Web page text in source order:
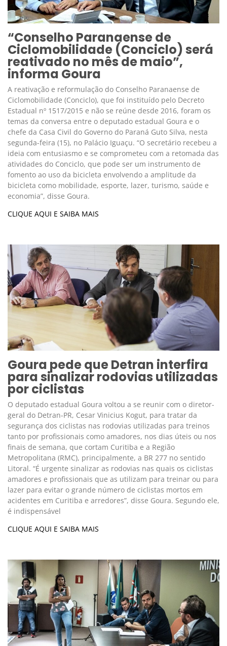
“Conselho Paranaense de
Ciclomobilidade (Conciclo) será
reativado no mês de maio”,
informa Goura
A reativação e reformulação do Conselho Paranaense de
Ciclomobilidade (Conciclo), que foi instituído pelo Decreto
Estadual nº 1517/2015 e não se reúne desde 2016, foram os
temas da conversa entre o deputado estadual Goura e o
chefe da Casa Civil do Governo do Paraná Guto Silva, nesta
segunda-feira (15), no Palácio Iguaçu. “O secretário recebeu a
ideia com entusiasmo e se comprometeu com a retomada das
atividades do Conciclo, que pode ser um instrumento de
fomento ao uso da bicicleta envolvendo a amplitude da
bicicleta como mobilidade, esporte, lazer, turismo, saúde e
economia”, disse Goura.
CLIQUE AQUI E SAIBA MAIS
Goura pede que Detran interfira
para sinalizar rodovias utilizadas
por ciclistas
O deputado estadual Goura voltou a se reunir com o diretor-
geral do Detran-PR, Cesar Vinicius Kogut, para tratar da
segurança dos ciclistas nas rodovias utilizadas para treinos
tanto por profissionais como amadores, nos dias úteis ou nos
finais de semana, que cortam Curitiba e a Região
Metropolitana (RMC), principalmente, a BR 277 no sentido
Litoral. “É urgente sinalizar as rodovias nas quais os ciclistas
amadores e profissionais que as utilizam para treinar ou para
lazer para evitar o grande número de ciclistas mortos em
acidentes em Curitiba e arredores”, disse Goura. Segundo ele,
é indispensável
CLIQUE AQUI E SAIBA MAIS